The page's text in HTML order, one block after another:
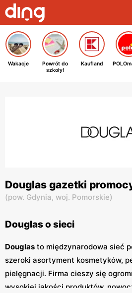
Wakacje
Powrót do
szkoły!
Kaufland
Douglas gazetki
(pow. Gdynia, woj. Pomorskie)
Douglas o sieci
Douglas to międzynarodowa sieć
szeroki asortyment kosmetyków,
pielęgnacji. Firma cieszy się
wysokiej jakości produktów,